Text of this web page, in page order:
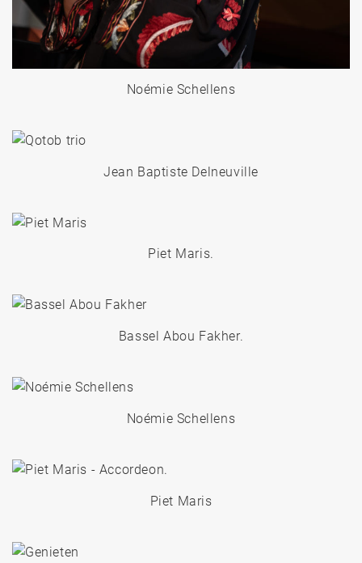
Noémie Schellens
Jean Baptiste Delneuville
Piet Maris.
Bassel Abou Fakher.
Noémie Schellens
Piet Maris